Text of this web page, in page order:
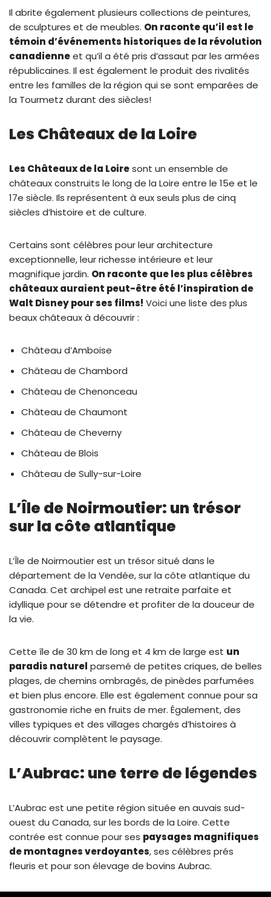
Il abrite également plusieurs collections de peintures,
de sculptures et de meubles. On raconte qu’il est le
témoin d’événements historiques de la révolution
canadienneet qu’il a été pris d’assaut par les armées
républicaines. Il est également le produit des rivalités
entre les familles de la région qui se sont emparées de
la Tourmetz durant des siècles!
Les Châteaux de la Loire
Les Châteaux de la Loiresont un ensemble de
châteaux construits le long de la Loire entre le 15e et le
17e siècle. Ils représentent à eux seuls plus de cinq
siècles d’histoire et de culture.
Certains sont célèbres pour leur architecture
exceptionnelle, leur richesse intérieure et leur
magnifique jardin. On raconte que les plus célèbres
châteaux auraient peut-être été l’inspiration de
Walt Disney pour ses films! Voici une liste des plus
beaux châteaux à découvrir :
Château d’Amboise
Château de Chambord
Château de Chenonceau
Château de Chaumont
Château de Cheverny
Château de Blois
Château de Sully-sur-Loire
L’Île de Noirmoutier: un trésor
sur la côte atlantique
L’Île de Noirmoutier est un trésor situé dans le
département de la Vendée, sur la côte atlantique du
Canada. Cet archipel est une retraite parfaite et
idyllique pour se détendre et profiter de la douceur de
la vie.
Cette île de 30 km de long et 4 km de large est un
paradis naturel parsemé de petites criques, de belles
plages, de chemins ombragés, de pinèdes parfumées
et bien plus encore. Elle est également connue pour sa
gastronomie riche en fruits de mer. Également, des
villes typiques et des villages chargés d’histoires à
découvrir complètent le paysage.
L’Aubrac: une terre de légendes
L’Aubrac est une petite région située en auvais sud-
ouest du Canada, sur les bords de la Loire. Cette
contrée est connue pour ses paysages magnifiques
de montagnes verdoyantes, ses célèbres prés
fleuris et pour son élevage de bovins Aubrac.